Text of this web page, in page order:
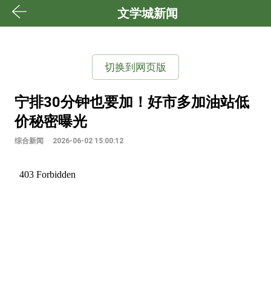
文学城新闻
切换到网页版
宁排30分钟也要加！好市多加油站低
价秘密曝光
综合新闻 2026-06-02 15:00:12